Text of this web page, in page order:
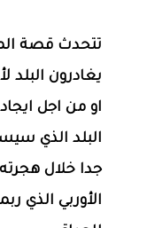
تتحدث قصة
يغادرون
او من اجل
البلد الذي
جدا خلال
الأوربي الذي